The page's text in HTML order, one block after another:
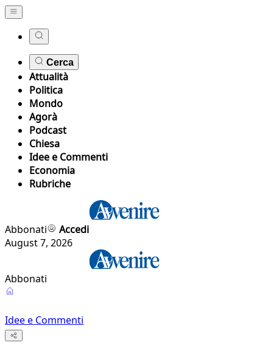
Cerca
Attualità
Politica
Mondo
Agorà
Podcast
Chiesa
Idee e Commenti
Economia
Rubriche
Abbonati
Accedi
August 7, 2026
Abbonati
Idee e Commenti